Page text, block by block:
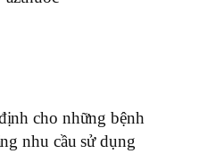
cho những bệnh
nhu cầu sử dụng